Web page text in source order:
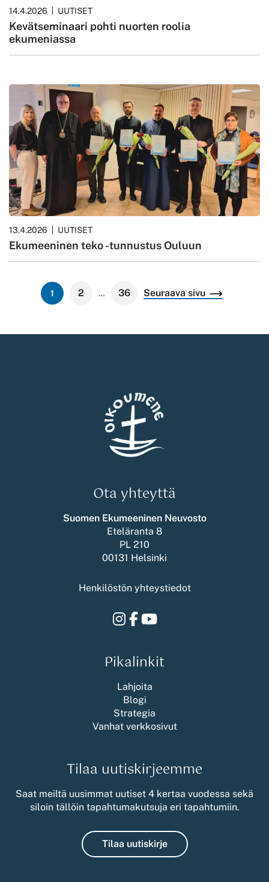
14.4.2026 UUTISET
Kevätseminaari pohti nuorten roolia
ekumeniassa
13.4.2026 UUTISET
Ekumeeninen teko -tunnustus Ouluun
Lisää
artikkeleita
1 2 … 36 Seuraava sivu
Ota yhteyttä
Suomen Ekumeeninen Neuvosto
Eteläranta 8
PL 210
00131 Helsinki
Henkilöstön yhteystiedot
Instagram
Facebook
Youtube
Pikalinkit
Lahjoita
Blogi
Strategia
Vanhat verkkosivut
Tilaa uutiskirjeemme
Saat meiltä uusimmat uutiset 4 kertaa vuodessa sekä
siloin tällöin tapahtumakutsuja eri tapahtumiin.
Tilaa uutiskirje